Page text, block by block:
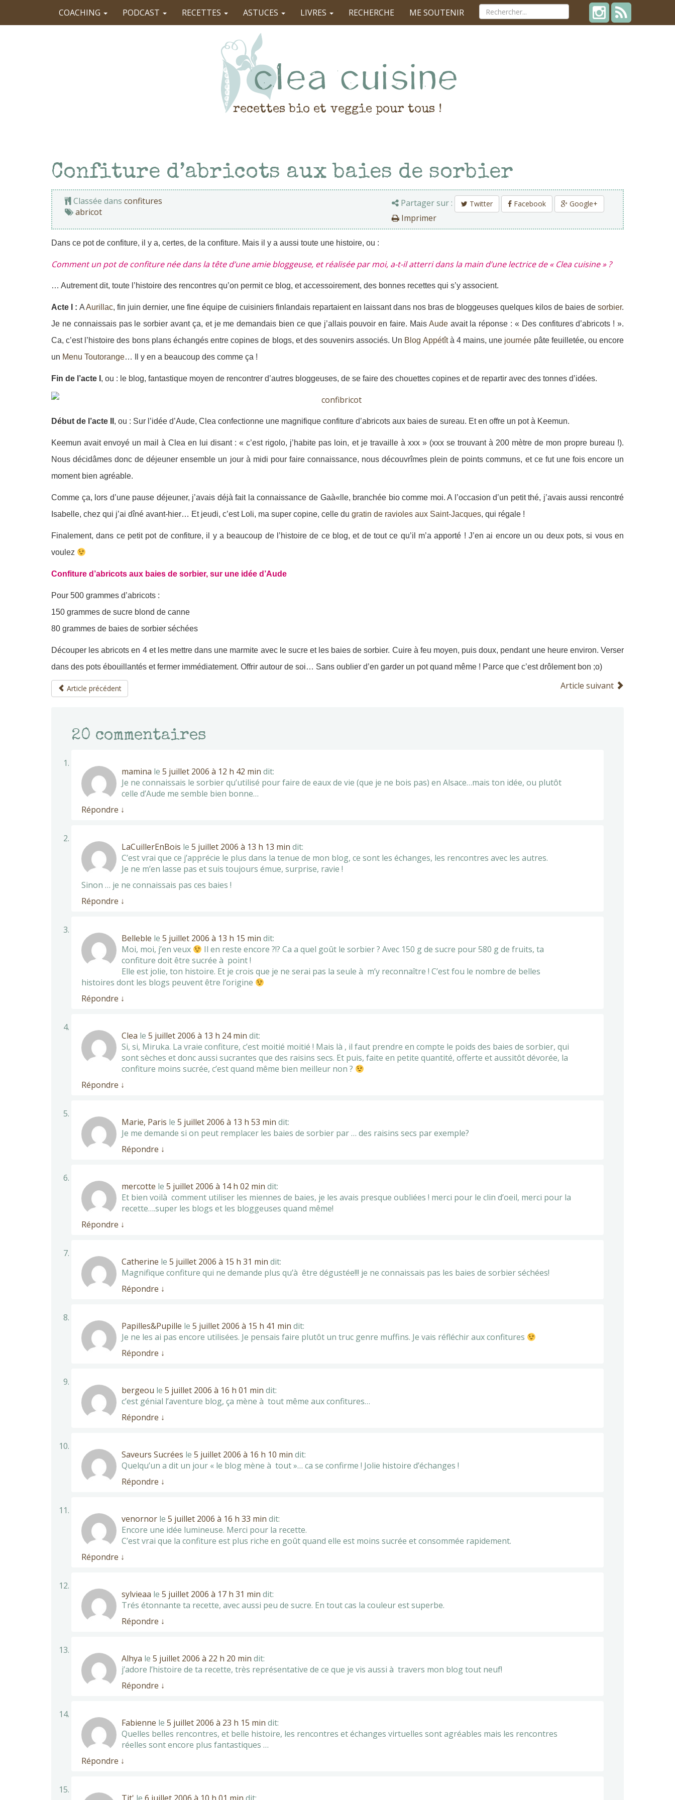
COACHING PODCAST RECETTES ASTUCES LIVRES RECHERCHE ME SOUTENIR
recettes bio et veggie pour tous !
Confiture d’abricots aux baies de sorbier
Classée dans confitures
abricot
Partager sur : Twitter Facebook Google+
Imprimer
Dans ce pot de confiture, il y a, certes, de la confiture. Mais il y a aussi toute une histoire, ou :
Comment un pot de confiture née dans la tête d’une amie bloggeuse, et réalisée par moi, a-t-il atterri dans la main d’une lectrice de « Clea cuisine » ?
… Autrement dit, toute l’histoire des rencontres qu’on permit ce blog, et accessoirement, des bonnes recettes qui s’y associent.
Acte I : AAurillac, fin juin dernier, une fine équipe de cuisiniers finlandais repartaient en laissant dans nos bras de bloggeuses quelques kilos de baies de sorbier.
Je ne connaissais pas le sorbier avant ça, et je me demandais bien ce que j’allais pouvoir en faire. Mais Aude avait la réponse : « Des confitures d’abricots ! ».
Ca, c’est l’histoire des bons plans échangés entre copines de blogs, et des souvenirs associés. Un Blog Appétîtà 4 mains, une journée pâte feuilletée, ou encore
un Menu Toutorange… Il y en a beaucoup des comme ça !
Fin de l’acte I , ou : le blog, fantastique moyen de rencontrer d’autres bloggeuses, de se faire des chouettes copines et de repartir avec des tonnes d’idées.
Début de l’acte II , ou : Sur l’idée d’Aude, Clea confectionne une magnifique confiture d’abricots aux baies de sureau. Et en offre un pot à Keemun.
Keemun avait envoyé un mail à Clea en lui disant : « c’est rigolo, j’habite pas loin, et je travaille à xxx » (xxx se trouvant à 200 mètre de mon propre bureau !).
Nous décidâmes donc de déjeuner ensemble un jour à midi pour faire connaissance, nous découvrîmes plein de points communs, et ce fut une fois encore un
moment bien agréable.
Comme ça, lors d’une pause déjeuner, j’avais déjà fait la connaissance de Gaà«lle, branchée bio comme moi. A l’occasion d’un petit thé, j’avais aussi rencontré
Isabelle, chez qui j’ai dîné avant-hier… Et jeudi, c’est Loli, ma super copine, celle du gratin de ravioles aux Saint-Jacques, qui régale !
Finalement, dans ce petit pot de confiture, il y a beaucoup de l’histoire de ce blog, et de tout ce qu’il m’a apporté ! J’en ai encore un ou deux pots, si vous en
voulez
Confiture d’abricots aux baies de sorbier, sur une idée d’Aude
Pour 500 grammes d’abricots :
150 grammes de sucre blond de canne
80 grammes de baies de sorbier séchées
Découper les abricots en 4 et les mettre dans une marmite avec le sucre et les baies de sorbier. Cuire à feu moyen, puis doux, pendant une heure environ. Verser
dans des pots ébouillantés et fermer immédiatement. Offrir autour de soi… Sans oublier d’en garder un pot quand même ! Parce que c’est drôlement bon ;o)
Article précédent Article suivant
20 commentaires
mamina le 5 juillet 2006 à 12 h 42 min dit:
Je ne connaissais le sorbier qu’utilisé pour faire de eaux de vie (que je ne bois pas) en Alsace…mais ton idée, ou plutôt
celle d’Aude me semble bien bonne…
Répondre ↓
LaCuillerEnBois le 5 juillet 2006 à 13 h 13 min dit:
C’est vrai que ce j’apprécie le plus dans la tenue de mon blog, ce sont les échanges, les rencontres avec les autres.
Je ne m’en lasse pas et suis toujours émue, surprise, ravie !
Sinon … je ne connaissais pas ces baies !
Répondre ↓
Belleble le 5 juillet 2006 à 13 h 15 min dit:
Moi, moi, j’en veux
Il en reste encore ?!? Ca a quel goût le sorbier ? Avec 150 g de sucre pour 580 g de fruits, ta
confiture doit être sucrée à point !
Elle est jolie, ton histoire. Et je crois que je ne serai pas la seule à m’y reconnaître ! C’est fou le nombre de belles
histoires dont les blogs peuvent être l’origine
Répondre ↓
Clea le 5 juillet 2006 à 13 h 24 min dit:
Si, si, Miruka. La vraie confiture, c’est moitié moitié ! Mais là , il faut prendre en compte le poids des baies de sorbier, qui
sont sèches et donc aussi sucrantes que des raisins secs. Et puis, faite en petite quantité, offerte et aussitôt dévorée, la
confiture moins sucrée, c’est quand même bien meilleur non ?
Répondre ↓
Marie, Paris le 5 juillet 2006 à 13 h 53 min dit:
Je me demande si on peut remplacer les baies de sorbier par … des raisins secs par exemple?
Répondre ↓
mercotte le 5 juillet 2006 à 14 h 02 min dit:
Et bien voilà comment utiliser les miennes de baies, je les avais presque oubliées ! merci pour le clin d’oeil, merci pour la
recette….super les blogs et les bloggeuses quand même!
Répondre ↓
Catherine le 5 juillet 2006 à 15 h 31 min dit:
Magnifique confiture qui ne demande plus qu’à être dégustée!!! je ne connaissais pas les baies de sorbier séchées!
Répondre ↓
Papilles&Pupille le 5 juillet 2006 à 15 h 41 min dit:
Je ne les ai pas encore utilisées. Je pensais faire plutôt un truc genre muffins. Je vais réfléchir aux confitures
Répondre ↓
bergeou le 5 juillet 2006 à 16 h 01 min dit:
c’est génial l’aventure blog, ça mène à tout même aux confitures…
Répondre ↓
Saveurs Sucrées le 5 juillet 2006 à 16 h 10 min dit:
Quelqu’un a dit un jour « le blog mène à tout »… ca se confirme ! Jolie histoire d’échanges !
Répondre ↓
venornor le 5 juillet 2006 à 16 h 33 min dit:
Encore une idée lumineuse. Merci pour la recette.
C’est vrai que la confiture est plus riche en goût quand elle est moins sucrée et consommée rapidement.
Répondre ↓
sylvieaa le 5 juillet 2006 à 17 h 31 min dit:
Trés étonnante ta recette, avec aussi peu de sucre. En tout cas la couleur est superbe.
Répondre ↓
Alhya le 5 juillet 2006 à 22 h 20 min dit:
j’adore l’histoire de ta recette, très représentative de ce que je vis aussi à travers mon blog tout neuf!
Répondre ↓
Fabienne le 5 juillet 2006 à 23 h 15 min dit:
Quelles belles rencontres, et belle histoire, les rencontres et échanges virtuelles sont agréables mais les rencontres
réelles sont encore plus fantastiques …
Répondre ↓